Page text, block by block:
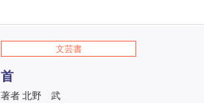
文芸書
首
著者 北野 武